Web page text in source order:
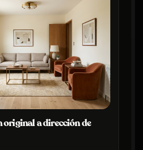
original a dirección de